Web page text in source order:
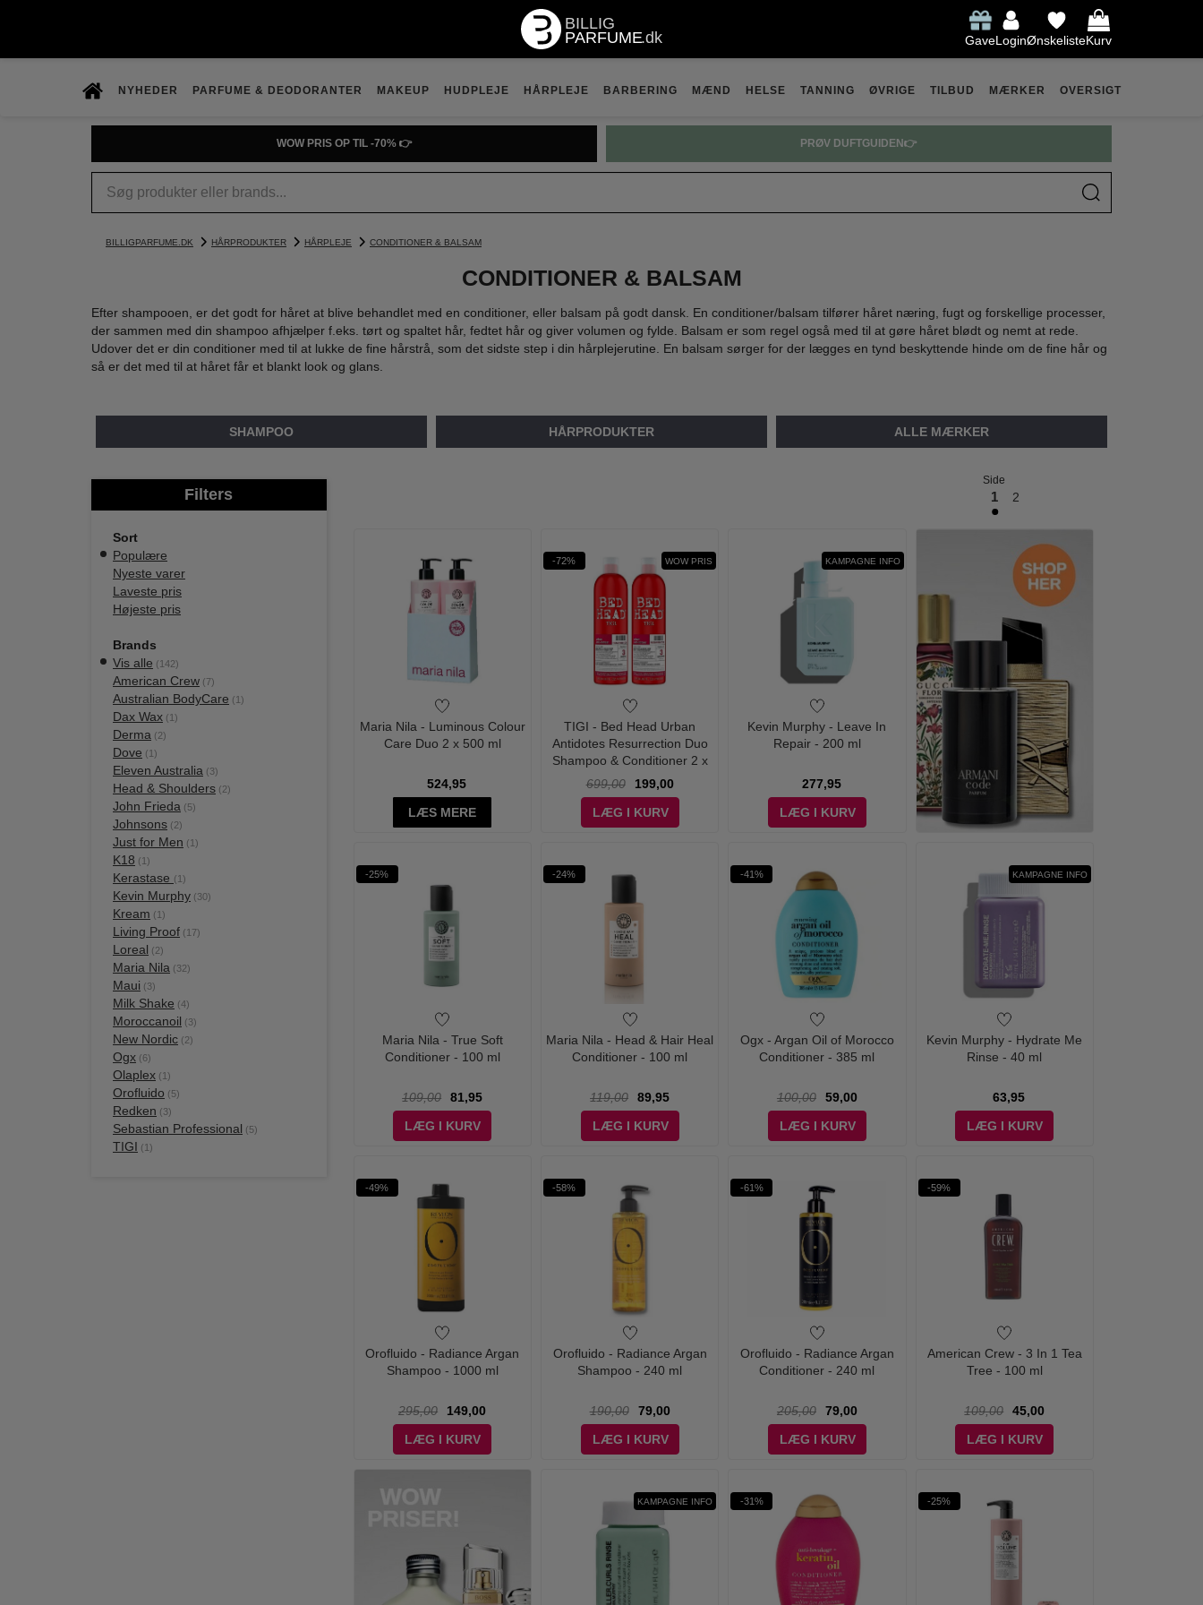
GaveLoginØnskelisteKurv
NYHEDER PARFUME & DEODORANTER MAKEUP HUDPLEJE HÅRPLEJE BARBERING MÆND HELSE TANNING ØVRIGE TILBUD MÆRKER OVERSIGT
PRØV DUFTGUIDEN👉 PRADA PARFUME SPAR OP TIL 30% 👉
BILLIGPARFUME.DK HÅRPRODUKTER HÅRPLEJE CONDITIONER & BALSAM
CONDITIONER & BALSAM
Efter shampooen, er det godt for håret at blive behandlet med en conditioner, eller balsam på godt dansk. En conditioner/balsam tilfører håret næring, fugt og forskellige processer,
der sammen med din shampoo afhjælper f.eks. tørt og spaltet hår, fedtet hår og giver volumen og fylde. Balsam er som regel også med til at gøre håret blødt og nemt at rede.
Udover det er din conditioner med til at lukke de fine hårstrå, som det sidste step i din hårplejerutine. En balsam sørger for der lægges en tynd beskyttende hinde om de fine hår og
så er det med til at håret får et blankt look og glans.
SHAMPOO HÅRPRODUKTER ALLE MÆRKER
Filters
Sort
Populære
Nyeste varer
Laveste pris
Højeste pris
Brands
Vis alle (142)
American Crew (7)
Australian BodyCare (1)
Dax Wax (1)
Derma (2)
Dove (1)
Eleven Australia (3)
Head & Shoulders (2)
John Frieda (5)
Johnsons (2)
Just for Men (1)
K18 (1)
Kerastase (1)
Kevin Murphy (30)
Kream (1)
Living Proof (17)
Loreal (2)
Maria Nila (32)
Maui (3)
Milk Shake (4)
Moroccanoil (3)
New Nordic (2)
Ogx (6)
Olaplex (1)
Orofluido (5)
Redken (3)
Sebastian Professional (5)
TIGI (1)
Side
1 2
Maria Nila - Luminous Colour
Care Duo 2 x 500 ml
524,95
LÆS MERE
-72% WOW PRIS
TIGI - Bed Head Urban
Antidotes Resurrection Duo
Shampoo & Conditioner 2 x
750 ml
699,00
199,00
LÆG I KURV
KAMPAGNE INFO
Kevin Murphy - Leave In
Repair - 200 ml
277,95
LÆG I KURV
-25%
Maria Nila - True Soft
Conditioner - 100 ml
109,00
81,95
LÆG I KURV
-24%
Maria Nila - Head & Hair Heal
Conditioner - 100 ml
119,00
89,95
LÆG I KURV
-41%
Ogx - Argan Oil of Morocco
Conditioner - 385 ml
100,00
59,00
LÆG I KURV
KAMPAGNE INFO
Kevin Murphy - Hydrate Me
Rinse - 40 ml
63,95
LÆG I KURV
-49%
Orofluido - Radiance Argan
Shampoo - 1000 ml
295,00
149,00
LÆG I KURV
-58%
Orofluido - Radiance Argan
Shampoo - 240 ml
190,00
79,00
LÆG I KURV
-61%
Orofluido - Radiance Argan
Conditioner - 240 ml
205,00
79,00
LÆG I KURV
-59%
American Crew - 3 In 1 Tea
Tree - 100 ml
109,00
45,00
LÆG I KURV
KAMPAGNE INFO -31% -25%